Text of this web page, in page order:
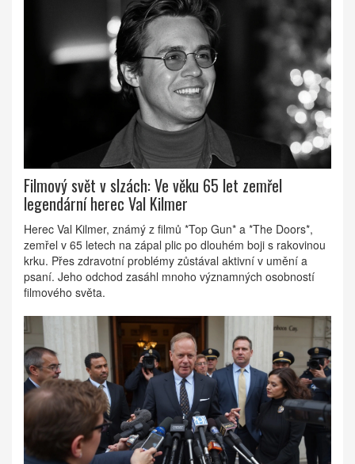
Filmový svět v slzách: Ve věku 65 let zemřel
legendární herec Val Kilmer
Herec Val Kilmer, známý z filmů *Top Gun* a *The Doors*,
zemřel v 65 letech na zápal plic po dlouhém boji s rakovinou
krku. Přes zdravotní problémy zůstával aktivní v umění a
psaní. Jeho odchod zasáhl mnoho významných osobností
filmového světa.